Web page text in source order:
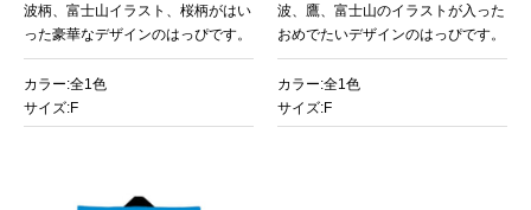
波柄、富士山イラスト、桜柄がはい
った豪華なデザインのはっぴです。
カラー:全1色
サイズ:F
波、鷹、富士山のイラストが入った
おめでたいデザインのはっぴです。
カラー:全1色
サイズ:F